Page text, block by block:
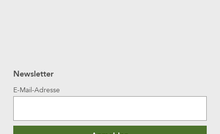
Newsletter
E-Mail-Adresse